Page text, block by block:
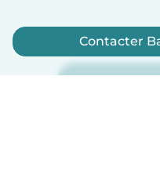
Inscrivez-
Contacter